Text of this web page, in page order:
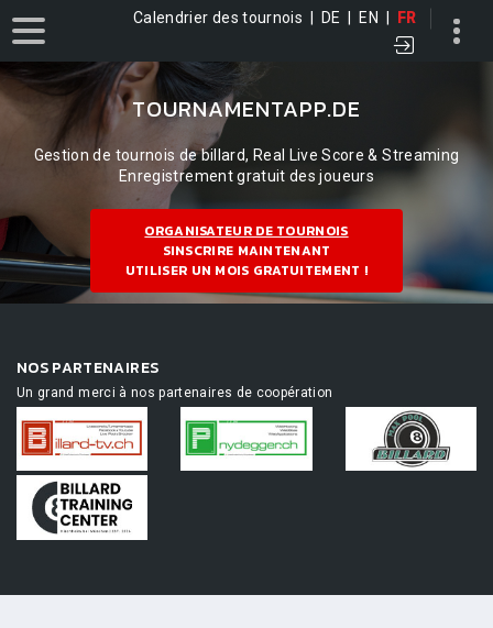
Calendrier des tournois DE EN FR
TOURNAMENTAPP.DE
Gestion de tournois de billard, Real Live Score & Streaming
Enregistrement gratuit des joueurs
ORGANISATEUR DE TOURNOIS
SINSCRIRE MAINTENANT
UTILISER UN MOIS GRATUITEMENT !
NOS PARTENAIRES
Un grand merci à nos partenaires de coopération